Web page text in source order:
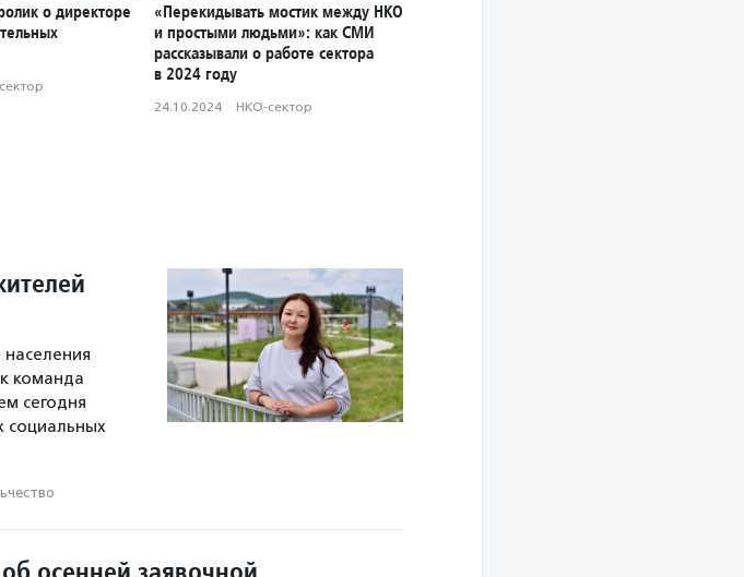
о директоре
«Перекидывать мостик между НКО
и простыми людьми»: как СМИ
рассказывали о работе сектора
в 2024 году
24.10.2024 · НКО-сектор
команда
сегодня
социальных